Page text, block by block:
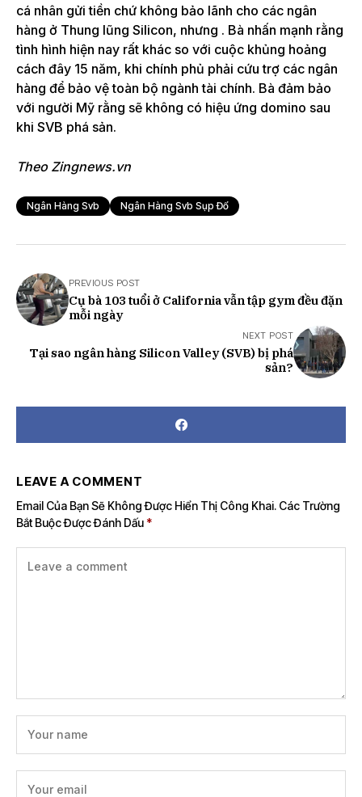
cá nhân gửi tiền chứ không bảo lãnh cho các ngân
hàng ở Thung lũng Silicon, nhưng . Bà nhấn mạnh rằng
tình hình hiện nay rất khác so với cuộc khủng hoảng
cách đây 15 năm, khi chính phủ phải cứu trợ các ngân
hàng để bảo vệ toàn bộ ngành tài chính. Bà đảm bảo
với người Mỹ rằng sẽ không có hiệu ứng domino sau
khi SVB phá sản.
Theo Zingnews.vn
Ngân Hàng Svb Ngân Hàng Svb Sụp Đổ
PREVIOUS POST
Cụ bà 103 tuổi ở California vẫn tập gym đều đặn
mỗi ngày
NEXT POST
Tại sao ngân hàng Silicon Valley (SVB) bị phá
sản?
LEAVE A COMMENT
Email Của Bạn Sẽ Không Được Hiển Thị Công Khai. Các Trường
Bắt Buộc Được Đánh Dấu *